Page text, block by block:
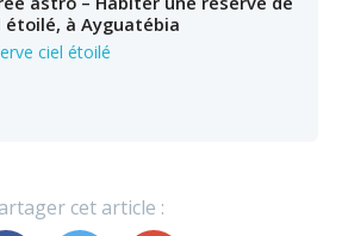
étoilé, à Ayguatébia
ciel étoilé
cet article :